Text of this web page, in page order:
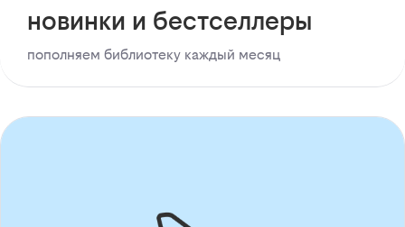
новинки и бестселлеры
пополняем библиотеку каждый месяц